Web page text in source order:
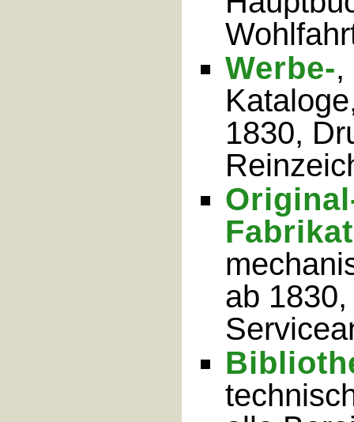
Werbe-,
1830,
ab